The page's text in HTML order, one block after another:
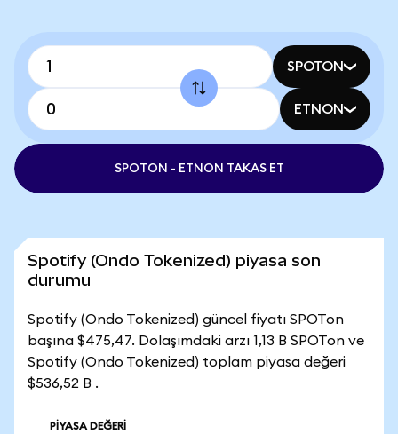
SPOTON
ETNON
SPOTON - ETNON TAKAS ET
Spotify (Ondo Tokenized) piyasa son
durumu
Spotify (Ondo Tokenized) güncel fiyatı SPOTon
başına $475,47. Dolaşımdaki arzı 1,13 B SPOTon ve
Spotify (Ondo Tokenized) toplam piyasa değeri
$536,52 B .
PIYASA DEĞERI